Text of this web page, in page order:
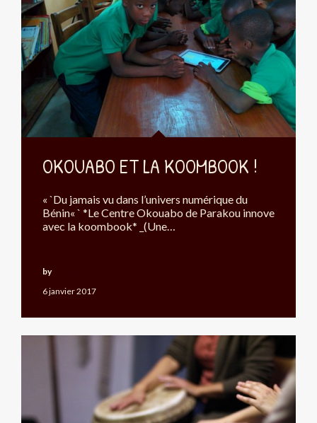
OKOUABO ET LA KOOMBOOK !
« `Du jamais vu dans l’univers numérique du
Bénin« ` *Le Centre Okouabo de Parakou innove
avec la koombook* _(Une…
6 janvier 2017
by